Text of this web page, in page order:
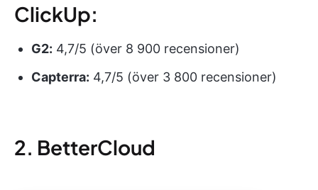
ClickUp:
G2: 4,7/5 (över 8 900 recensioner)
Capterra: 4,7/5 (över 3 800 recensioner)
2. BetterCloud